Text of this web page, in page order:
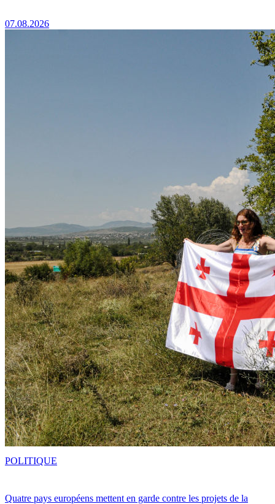
07.08.2026
Quatre pays européens mettent en garde contre les projets de la
POLITIQUE